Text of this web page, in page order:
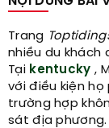
Trang
nhiều du khách
Tại kentucky ,
với điều kiện họ
trường hợp
sát địa phương.